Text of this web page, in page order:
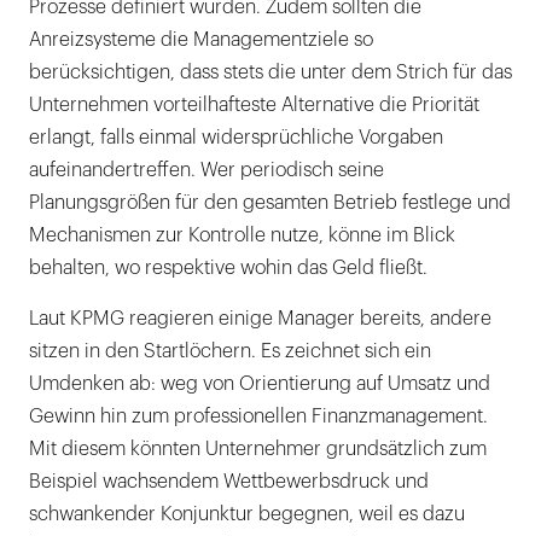
Prozesse definiert wurden. Zudem sollten die
Anreizsysteme die Managementziele so
berücksichtigen, dass stets die unter dem Strich für das
Unternehmen vorteilhafteste Alternative die Priorität
erlangt, falls einmal widersprüchliche Vorgaben
aufeinandertreffen. Wer periodisch seine
Planungsgrößen für den gesamten Betrieb festlege und
Mechanismen zur Kontrolle nutze, könne im Blick
behalten, wo respektive wohin das Geld fließt.
Laut KPMG reagieren einige Manager bereits, andere
sitzen in den Startlöchern. Es zeichnet sich ein
Umdenken ab: weg von Orientierung auf Umsatz und
Gewinn hin zum professionellen Finanzmanagement.
Mit diesem könnten Unternehmer grundsätzlich zum
Beispiel wachsendem Wettbewerbsdruck und
schwankender Konjunktur begegnen, weil es dazu